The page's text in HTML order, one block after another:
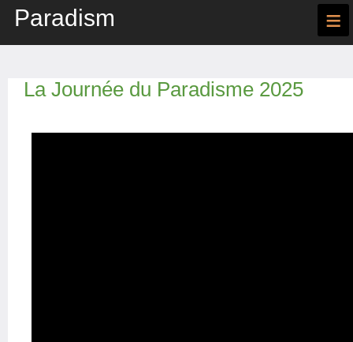
Paradism ≡
La Journée du Paradisme 2025